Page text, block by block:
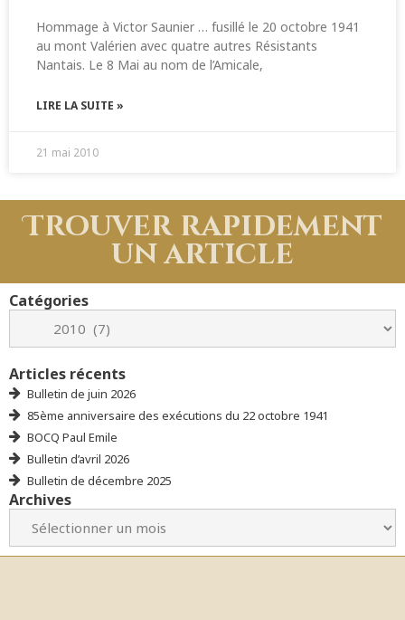
Hommage à Victor Saunier … fusillé le 20 octobre 1941
au mont Valérien avec quatre autres Résistants
Nantais. Le 8 Mai au nom de l’Amicale,
LIRE LA SUITE »
21 mai 2010
Trouver rapidement
un article
Catégories
Articles récents
Bulletin de juin 2026
85ème anniversaire des exécutions du 22 octobre 1941
BOCQ Paul Emile
Bulletin d’avril 2026
Bulletin de décembre 2025
Archives